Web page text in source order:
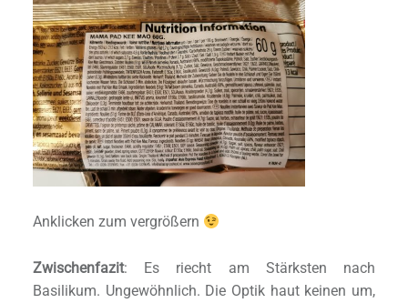
Anklicken zum vergrößern
Zwischenfazit: Es riecht am Stärksten nach
Basilikum. Ungewöhnlich. Die Optik haut keinen um,